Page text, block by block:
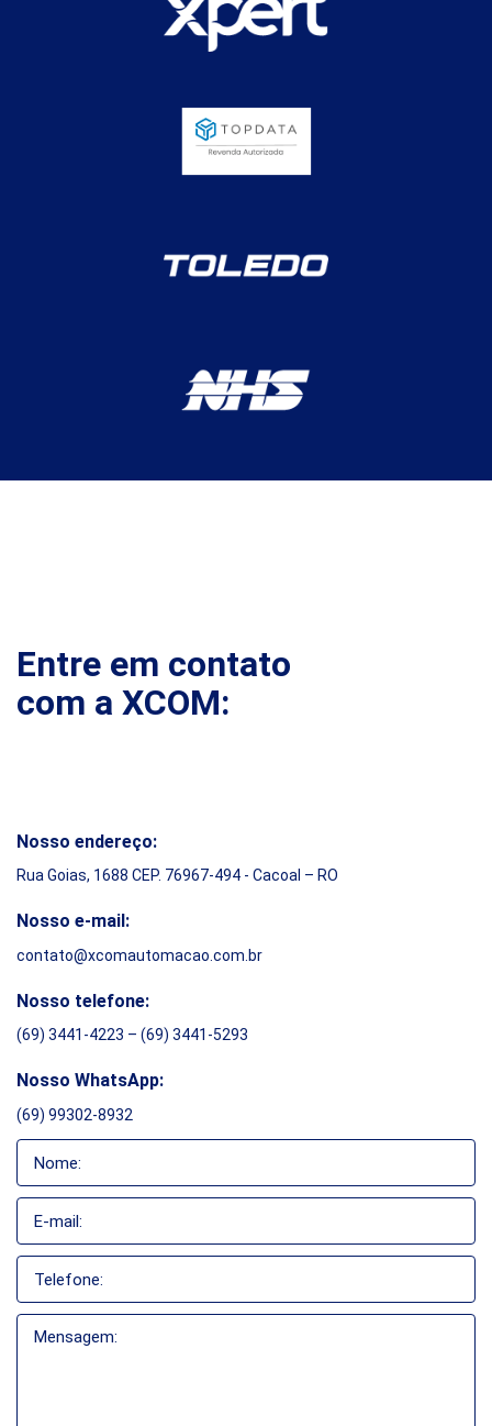
Entre em contato
com a XCOM:
Nosso endereço:
Rua Goias, 1688 CEP. 76967-494 - Cacoal – RO
Nosso e-mail:
contato@xcomautomacao.com.br
Nosso telefone:
(69) 3441-4223 – (69) 3441-5293
Nosso WhatsApp:
(69) 99302-8932